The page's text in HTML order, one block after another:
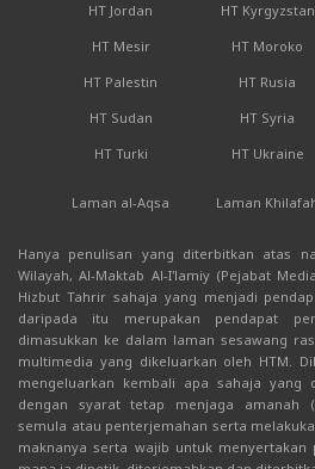
HT Jordan
HT Kyrgyzstan
HT Mesir
HT Moroko
HT Palestin
HT Rusia
HT Sudan
HT Syria
HT Turki
HT Ukraine
Laman al-Aqsa Laman
Hanya penulisan yang diterbitkan atas
Wilayah, Al-Maktab Al-I'lamiy (Pejabat
Hizbut Tahrir sahaja yang menjadi
daripada itu merupakan pendapat
dimasukkan ke dalam laman sesawang
multimedia yang dikeluarkan oleh HTM.
mengeluarkan kembali apa sahaja yang
dengan syarat tetap menjaga amanah
semula atau penterjemahan serta
maknanya serta wajib untuk